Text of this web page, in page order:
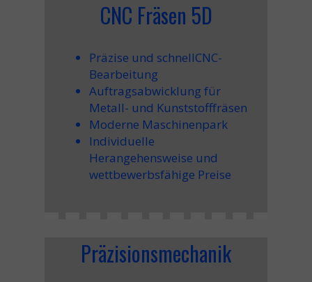
Präzisionsmechanik
Präzise und schnellCNC-
Bearbeitung
Auftragsabwicklung für
Metall- und Kunststofffräsen
Moderne Maschinenpark
Individuelle
Herangehensweise und
wettbewerbsfähige Preise
CNC Fräsen 5D